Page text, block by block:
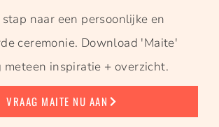
naar een persoonlijke en
ceremonie. Download 'Maite'
meteen inspiratie + overzicht.
VRAAG MAITE NU AAN